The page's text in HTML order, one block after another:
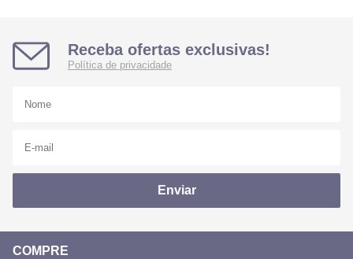
Receba ofertas exclusivas!
Política de privacidade
Enviar
COMPRE